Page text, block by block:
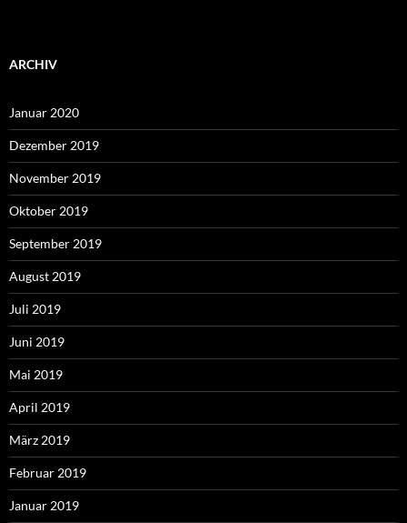
ARCHIV
Januar 2020
Dezember 2019
November 2019
Oktober 2019
September 2019
August 2019
Juli 2019
Juni 2019
Mai 2019
April 2019
März 2019
Februar 2019
Januar 2019